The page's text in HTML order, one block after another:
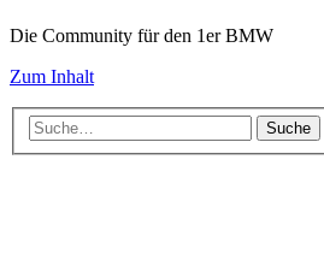
Die Community für den 1er BMW
Zum Inhalt
Suche